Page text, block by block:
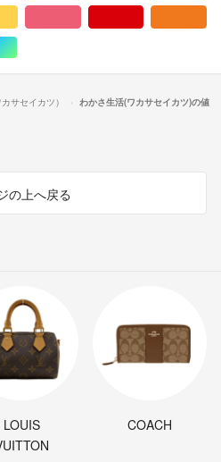
色系
マルチカラー
サセイカツ）
わかさ生活(ワカサセイカツ)の値
の上へ戻る
LOUIS
COACH